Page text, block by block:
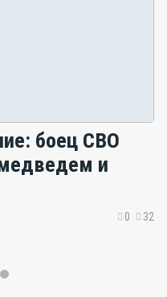
боец СВО
и
0 32